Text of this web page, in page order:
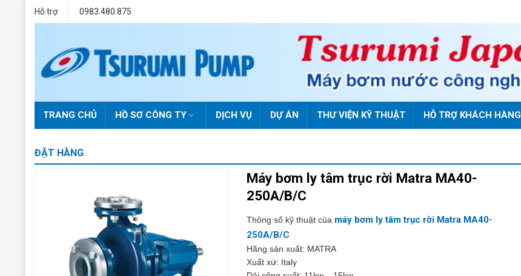
Hỗ trợ 0983.480.875
TRANG CHỦ HỒ SƠ CÔNG TY DỊCH VỤ DỰ ÁN THƯ VIỆN KỸ THUẬT HỖ TRỢ KHÁCH HÀNG
ĐẶT HÀNG
Máy bơm ly tâm trục rời Matra MA40-
250A/B/C
Thông số kỹ thuật của máy bơm ly tâm trục rời Matra MA40-
250A/B/C
Hãng sản xuất: MATRA
Xuất xứ: Italy